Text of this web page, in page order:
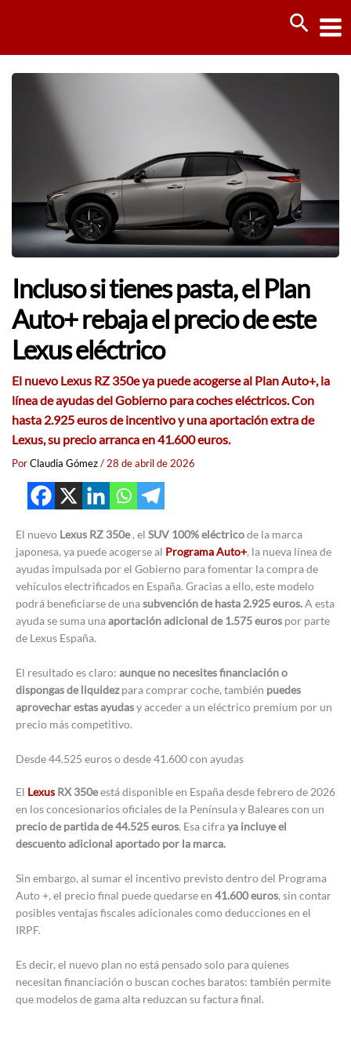
Incluso si tienes pasta, el Plan
Auto+ rebaja el precio de este
Lexus eléctrico
El nuevo Lexus RZ 350e ya puede acogerse al Plan Auto+, la
línea de ayudas del Gobierno para coches eléctricos. Con
hasta 2.925 euros de incentivo y una aportación extra de
Lexus, su precio arranca en 41.600 euros.
PorClaudia Gómez/28 de abril de 2026
El nuevo Lexus RZ 350e, el SUV 100% eléctricode la marca
japonesa, ya puede acogerse al Programa Auto+, la nueva línea de
ayudas impulsada por el Gobierno para fomentar la compra de
vehículos electrificados en España. Gracias a ello, este modelo
podrá beneficiarse de unasubvención de hasta 2.925 euros.A esta
ayuda se suma unaaportación adicional de 1.575 euros por parte
de Lexus España.
El resultado es claro: aunque no necesites financiación o
dispongas de liquidezpara comprar coche, también puedes
aprovechar estas ayudasy acceder a un eléctrico premium por un
precio más competitivo.
Desde 44.525 euros o desde 41.600 con ayudas
El Lexus RX 350eestá disponible en España desde febrero de 2026
en los concesionarios oficiales de la Península y Baleares con un
precio de partida de 44.525 euros. Esa cifraya incluye el
descuento adicional aportado por la marca.
Sin embargo, al sumar el incentivo previsto dentro del Programa
Auto +, el precio final puede quedarse en 41.600 euros, sin contar
posibles ventajas fiscales adicionales como deducciones en el
IRPF.
Es decir, el nuevo plan no está pensado solo para quienes
necesitan financiación o buscan coches baratos: también permite
que modelos de gama alta reduzcan su factura final.